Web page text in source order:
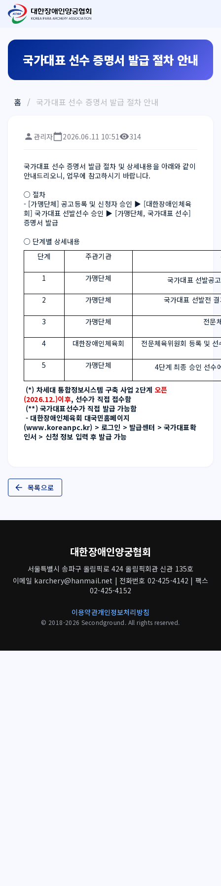
국가대표 선수 증명서 발급 절차 안내
홈 / 국가대표 선수 증명서 발급 절차 안내
관리자 2026.06.11 10:51 314
국가대표 선수 증명서 발급 절차 및 상세내용을 아래와 같이
안내드리오니, 업무에 참고하시기 바랍니다.
○ 절차
- [가맹단체] 공고등록 및 신청자 승인 ▶ [대한장애인체육
회] 국가대표 선발선수 승인 ▶ [가맹단체, 국가대표 선수]
증명서 발급
○ 단계별 상세내용
단계
주관기관
1 가맹단체 국가대표 선발공
2 가맹단체 국가대표 선발전
3 가맹단체 전문
4 대한장애인체육회 전문체육위원회 등록 및
5 가맹단체 4단계 최종 승인 선수
(*) 차세대 통합정보시스템 구축 사업 2단계 오픈
(2026.12.)이후, 선수가 직접 접수함
(**) 국가대표선수가 직접 발급 가능함
- 대한장애인체육회 대국민홈페이지
(www.koreanpc.kr) > 로그인 > 발급센터 > 국가대표확
인서 > 신청 정보 입력 후 발급 가능
목록으로
대한장애인양궁협회
서울특별시 송파구 올림픽로 424 올림픽회관 신관 135호
이메일 karchery@hanmail.net | 전화번호 02-425-4142 | 팩스
02-425-4152
이용약관개인정보처리방침
© 2018-2026 Secondground. All rights reserved.